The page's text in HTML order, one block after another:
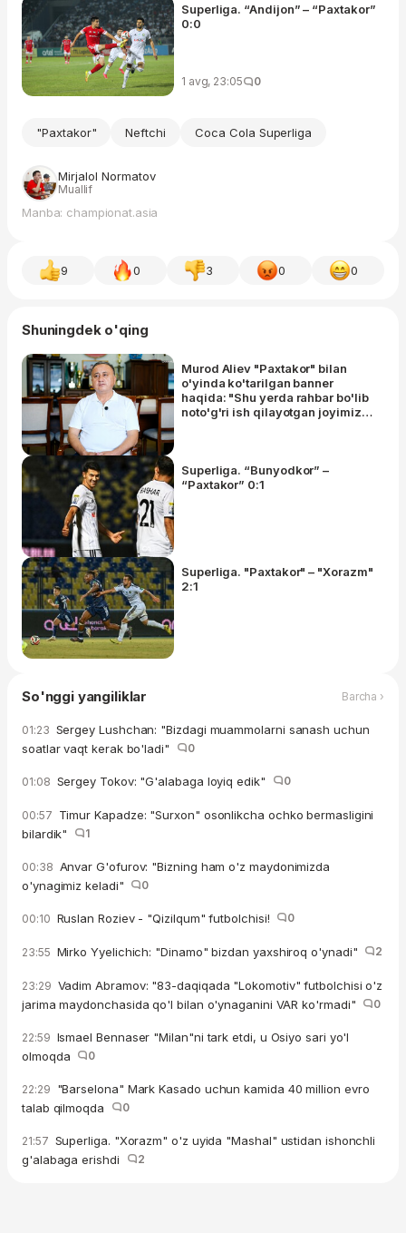
Superliga. “Andijon” – “Paxtakor”
0:0
1 avg, 23:05 0
"Paxtakor" Neftchi Coca Cola Superliga
Mirjalol Normatov
Muallif
Manba: championat.asia
9 0 3 0 0
Shuningdek o'qing
Murod Aliev "Paxtakor" bilan
o'yinda ko'tarilgan banner
haqida: "Shu yerda rahbar bo'lib
noto'g'ri ish qilayotgan joyimiz
Superliga. “Bunyodkor” –
“Paxtakor” 0:1
Superliga. "Paxtakor" – "Xorazm"
2:1
So'nggi yangiliklar Barcha ›
01:23 Sergey Lushchan: "Bizdagi muammolarni sanash uchun
soatlar vaqt kerak bo'ladi"
0
01:08 Sergey Tokov: "G'alabaga loyiq edik" 0
00:57 Timur Kapadze: "Surxon" osonlikcha ochko bermasligini
bilardik"
1
00:38 Anvar G'ofurov: "Bizning ham o'z maydonimizda
o'ynagimiz keladi"
0
00:10 Ruslan Roziev - "Qizilqum" futbolchisi! 0
23:55 Mirko Yyelichich: "Dinamo" bizdan yaxshiroq o'ynadi" 2
23:29 Vadim Abramov: "83-daqiqada "Lokomotiv" futbolchisi o'z
jarima maydonchasida qo'l bilan o'ynaganini VAR ko'rmadi"
0
22:59 Ismael Bennaser "Milan"ni tark etdi, u Osiyo sari yo'l
olmoqda
0
22:29 "Barselona" Mark Kasado uchun kamida 40 million evro
talab qilmoqda
0
21:57 Superliga. "Xorazm" o'z uyida "Mashal" ustidan ishonchli
g'alabaga erishdi
2